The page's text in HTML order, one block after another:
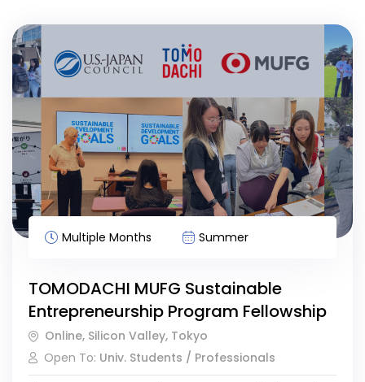
Multiple Months Summer
TOMODACHI MUFG Sustainable
Entrepreneurship Program Fellowship
Online, Silicon Valley, Tokyo
Open To: Univ. Students / Professionals